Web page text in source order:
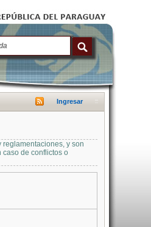
Ingresar
y son
de conflictos o